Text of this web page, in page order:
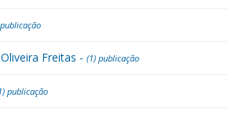
Freitas - (1) publicação
publicação